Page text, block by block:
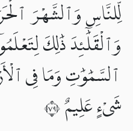
لِّلنَّاسِ وَٱلشَّهْرَ
وَٱلْقَلَٰٓئِدَ ذَٰلِكَ
ٱلسَّمَٰوَٰتِ وَمَا فِى
شَىْءٍ عَلِيمٌ ٩٧